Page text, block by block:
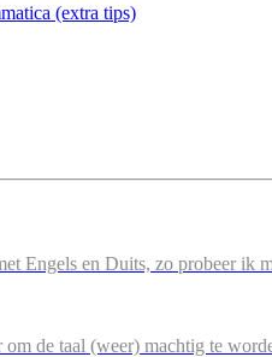
(extra tips)
Engels en Duits, zo probeer ik
om de taal (weer) machtig te